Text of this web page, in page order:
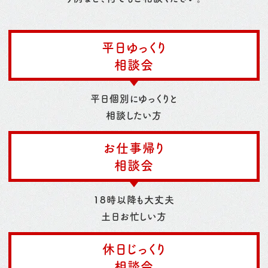
平日ゆっくり
相談会
平日個別にゆっくりと
相談したい方
お仕事帰り
相談会
18時以降も大丈夫
土日お忙しい方
休日じっくり